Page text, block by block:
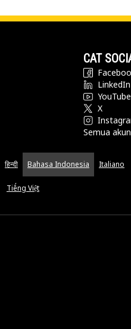
CAT
LinkedIn
YouTube
X
Semua
हिन्दी Bahasa Indonesia Italiano
Tiếng Việt